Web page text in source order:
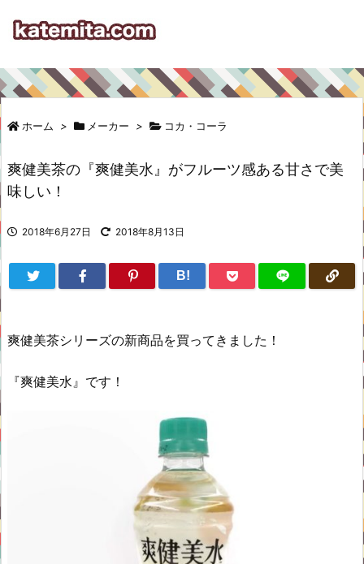
ホーム > メーカー > コカ・コーラ
爽健美茶の『爽健美水』がフルーツ感ある甘さで美
味しい！
2018年6月27日 2018年8月13日
B!
爽健美茶シリーズの新商品を買ってきました！
『爽健美水』です！